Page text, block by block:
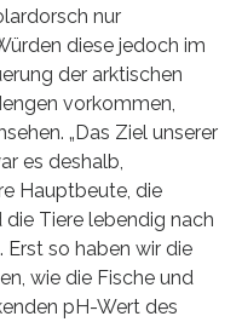
nur
diese jedoch im
der arktischen
vorkommen,
„Das Ziel unserer
es deshalb,
Hauptbeute, die
Tiere lebendig nach
Erst so haben wir die
wie die Fische und
pH-Wert des